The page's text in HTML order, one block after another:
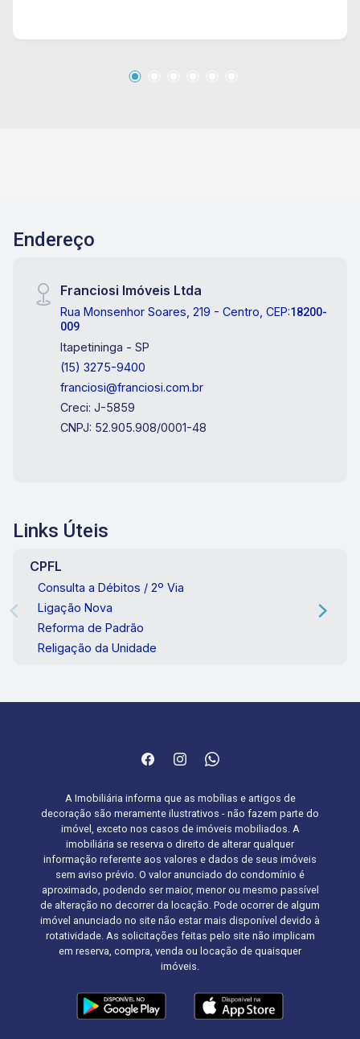
Endereço
Franciosi Imóveis Ltda
Rua Monsenhor Soares, 219 - Centro, CEP:18200-
009
Itapetininga - SP
(15) 3275-9400
franciosi@franciosi.com.br
Creci: J-5859
CNPJ: 52.905.908/0001-48
Links Úteis
CPFL
Consulta a Débitos / 2º Via
Ligação Nova
Reforma de Padrão
Religação da Unidade
A Imobiliária informa que as mobílias e artigos de
decoração são meramente ilustrativos - não fazem parte do
imóvel, exceto nos casos de imóveis mobiliados. A
imobiliária se reserva o direito de alterar qualquer
informação referente aos valores e dados de seus imóveis
sem aviso prévio. O valor anunciado do condomínio é
aproximado, podendo ser maior, menor ou mesmo passível
de alteração no decorrer da locação. Pode ocorrer de algum
imóvel anunciado no site não estar mais disponível devido à
rotatividade. As solicitações feitas pelo site não implicam
em reserva, compra, venda ou locação de quaisquer
imóveis.